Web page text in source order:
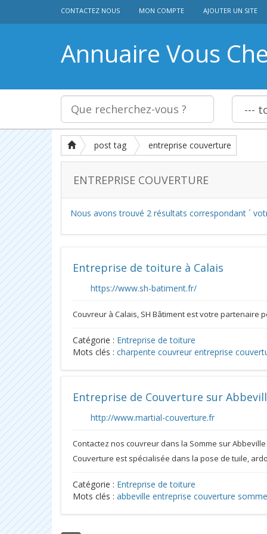
CONTACTEZ NOUS MON COMPTE AJOUTER UN SITE
Annuaire Vous
post tag entreprise couverture
ENTREPRISE COUVERTURE
Nous avons trouvé 2 résultats correspondant ´
Entreprise de toiture à Calais
https://www.sh-batiment.fr/
Couvreur à Calais, SH Bâtiment est votre partenaire
Catégorie : Entreprise de toiture
Mots clés : charpente couvreur entreprise
Entreprise de Couverture sur
http://www.martial-couverture.fr
Contactez nos couvreur dans la Somme sur
Couverture est spécialisée dans la pose de tuile,
Catégorie : Entreprise de toiture
Mots clés : abbeville entreprise couverture somme